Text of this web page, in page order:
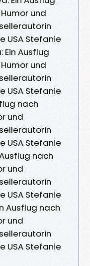
und
USA Stefanie
Ein Ausflug
und
USA Stefanie
nach
und
USA Stefanie
nach
und
USA Stefanie
Ausflug nach
und
USA Stefanie